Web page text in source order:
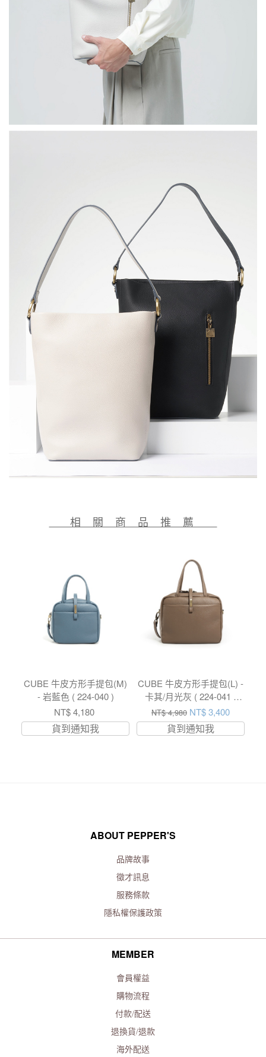
相 關 商 品 推 薦
CUBE 牛皮方形手提包(M)
- 岩藍色 ( 224-040 )
NT$ 4,180
貨到通知我
CUBE 牛皮方形手提包(L) -
卡其/月光灰 ( 224-041 )
USD$ 161.7
NT$ 4,980 NT$ 3,400
貨到通知我
ABOUT PEPPER'S
品牌故事
徵才訊息
服務條款
隱私權保護政策
MEMBER
會員權益
購物流程
付款/配送
退換貨/退款
海外配送